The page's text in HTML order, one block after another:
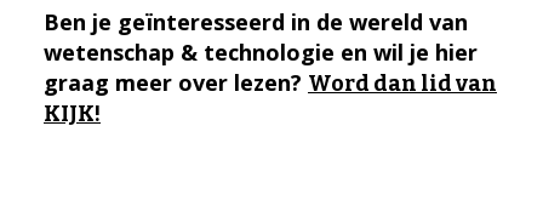
Ben je geïnteresseerd in de wereld van
wetenschap & technologie en wil je hier
graag meer over lezen? Word dan lid van
KIJK!